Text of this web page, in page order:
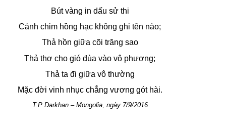
Bút vàng in dấu sử thi
Cánh chim hồng hạc không ghi tên nào;
Thả hồn giữa cõi trăng sao
Thả thơ cho gió đùa vào vô phương;
Thả ta đi giữa vô thường
Mặc đời vinh nhục chẳng vương gót hài.
T.P Darkhan – Mongolia, ngày 7/9/2016